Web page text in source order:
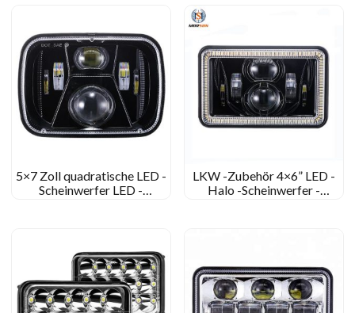
5×7 Zoll quadratische LED -
Scheinwerfer LED -
LKW -Zubehör 4×6” LED -
Halo -Scheinwerfer -